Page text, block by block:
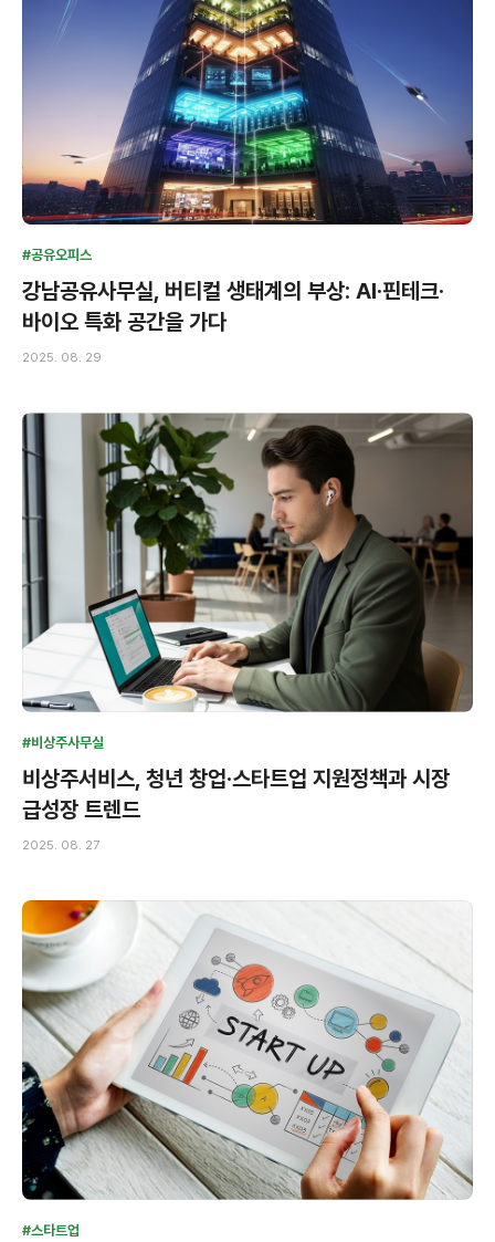
#공유오피스
강남공유사무실, 버티컬 생태계의 부상: AI·핀테크·
바이오 특화 공간을 가다
2025. 08. 29
#비상주사무실
비상주서비스, 청년 창업·스타트업 지원정책과 시장
급성장 트렌드
2025. 08. 27
#스타트업